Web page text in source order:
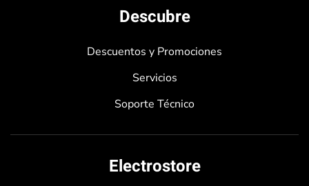
Descubre
Descuentos y Promociones
Servicios
Soporte Técnico
Electrostore